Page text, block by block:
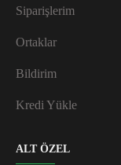
Siparişlerim
Ortaklar
Bildirim
Kredi Yükle
ALT ÖZEL